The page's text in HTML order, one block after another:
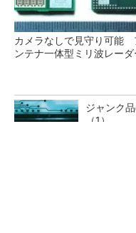
カメラなしで見守り可能
ンテナ一体型ミリ波レーダ
ジャンク
（1）